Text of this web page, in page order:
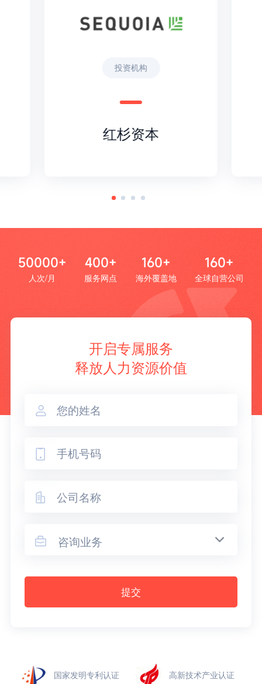
投资机构
红杉资本
50000+
人次/月
400+
服务网点
160+
海外覆盖地
160+
全球自营公司
开启专属服务
释放人力资源价值



 咨询业务
提交
国家发明专利认证 高新技术产业认证